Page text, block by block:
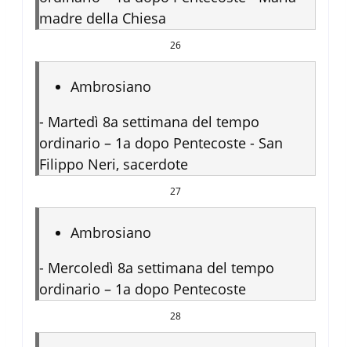
madre della Chiesa
26
Ambrosiano
- Martedì 8a settimana del tempo
ordinario – 1a dopo Pentecoste - San
Filippo Neri, sacerdote
27
Ambrosiano
- Mercoledì 8a settimana del tempo
ordinario – 1a dopo Pentecoste
28